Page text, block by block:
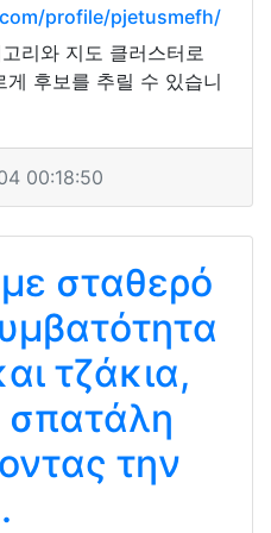
profile/pjetusmefh/
리와 지도 클러스터로
후보를 추릴 수 있습니
00:18:50
σταθερό
τζάκια,
σπατάλη
την